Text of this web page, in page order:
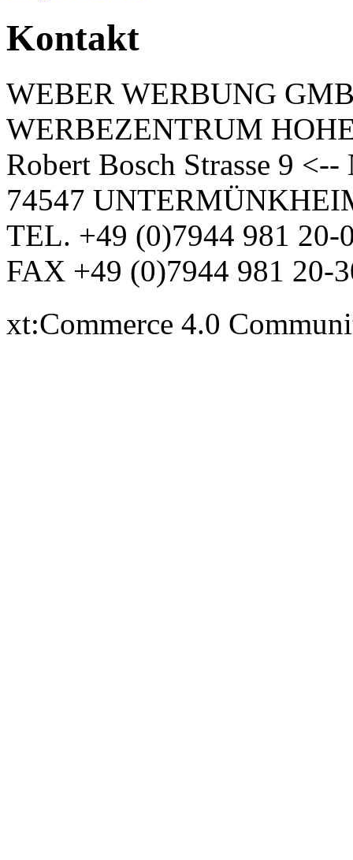
Kontakt
WEBER WERBUNG
WERBEZENTRUM
Robert Bosch Strasse 9
74547
TEL. +49 (0)7944 981 20-
FAX +49 (0)7944 981 20-
xt:Commerce 4.0